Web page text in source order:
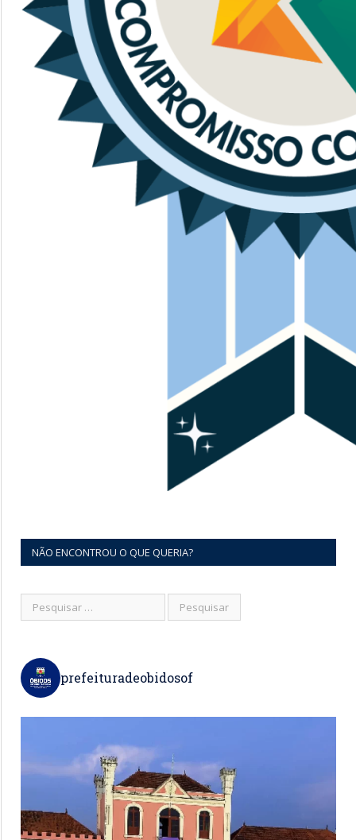
NÃO ENCONTROU O QUE QUERIA?
prefeituradeobidosof